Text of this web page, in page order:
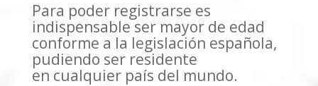
Para poder registrarse es
indispensable ser mayor de edad
conforme a la legislación española,
pudiendo ser residente
en cualquier país del mundo.